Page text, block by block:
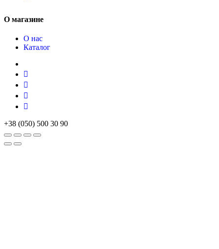
О магазине
О нас
Каталог
+38 (050) 500 30 90